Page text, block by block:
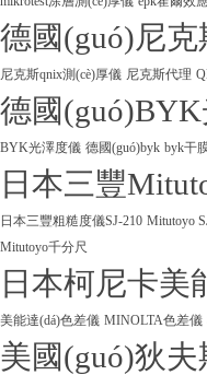
德國(guó)尼
尼克斯qnix測(cè)厚儀 尼克斯代理
德國
BYK光澤度儀 德國(guó)byk byk干
日本三豐
日本三豐粗糙度儀SJ-210 Mitutoyo
Mitutoyo千分尺
日本柯尼卡美
美能達(dá)色差儀 MINOLTA色差儀
美國(guó)狄夫